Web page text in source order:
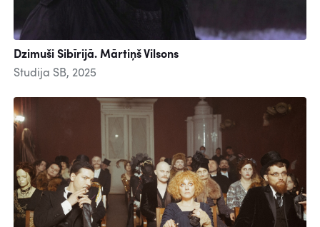
Dzimuši Sibīrijā. Mārtiņš Vilsons
Studija SB, 2025